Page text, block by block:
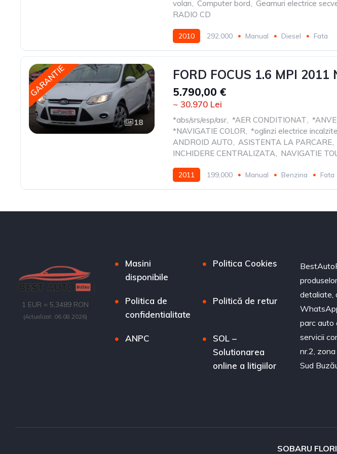
volan, Computer bord, Geamuri electrice
RADIO CD
2010 292,000 Manual Diesel Fata
GARANTIE
18
FORD FOCUS 1.6 MPI 2011
5.790,00 €
~ 30.970 Lei
*abs/srs/esp/asr, *AER CONDITIONAT,
*NAVIGATIE COLOR, *oglinzi electrice incalzite
ANDROID AUTO, ASISTENTA LA PARCARE,
INCHIDERE CENTRALIZATA, NAVIGATIE
2011 199,000 Manual Benzina Fata
1 EUR = 5,3489 RON
(Actualizat: 06.08.2026)
Masini
disponibile
Politica Cookies
Politica de
confidentialitate
Politică de retur
ANPC
SOL –
Solutionarea
online a litigiilor
detaliate,
parc auto
servicii
nr.2,
Sud
SOBARU